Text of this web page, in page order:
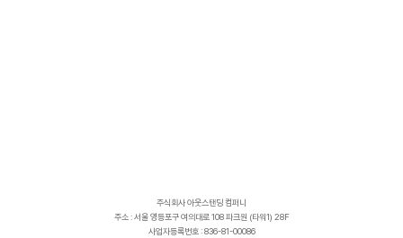
주식회사 아웃스탠딩 컴퍼니
주소 : 서울 영등포구 여의대로 108 파크원 (타워1) 28F
사업자등록번호 : 836-81-00086